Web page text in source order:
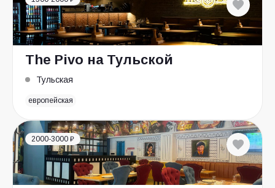
The Pivo на Тульской
Тульская
европейская
2000-3000 ₽